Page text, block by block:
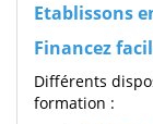
Etablissons
Financez
Différents
formation :